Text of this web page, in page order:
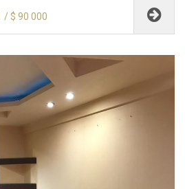
/ $ 90 000